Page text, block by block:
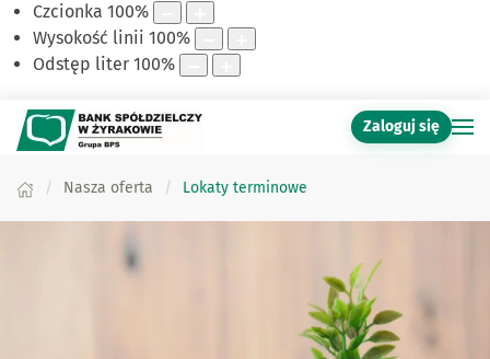
Czcionka 100%
Wysokość linii 100%
Odstęp liter 100%
Zaloguj się
Nasza oferta Lokaty terminowe